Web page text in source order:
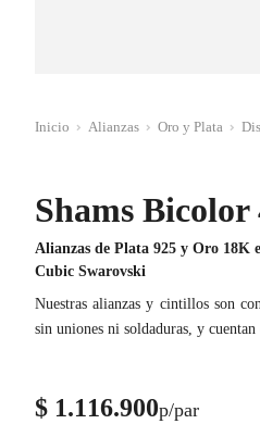
Inicio Alianzas Oro y Plata
Shams Bicolor
Alianzas de Plata 925 y Oro 18K
Cubic Swarovski
Nuestras alianzas y cintillos son
sin uniones ni soldaduras, y
$ 1.116.900p/par